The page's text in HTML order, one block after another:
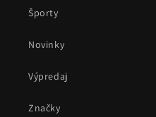
Športy
Novinky
Výpredaj
Značky